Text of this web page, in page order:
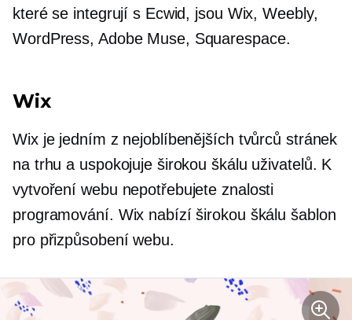
které se integrují s Ecwid, jsou Wix, Weebly,
WordPress, Adobe Muse, Squarespace.
Wix
Wix je jedním z nejoblíbenějších tvůrců stránek
na trhu a uspokojuje širokou škálu uživatelů. K
vytvoření webu nepotřebujete znalosti
programování. Wix nabízí širokou škálu šablon
pro přizpůsobení webu.